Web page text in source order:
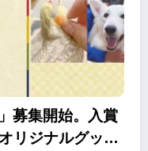
募集開始。入賞
リジナルグッズ